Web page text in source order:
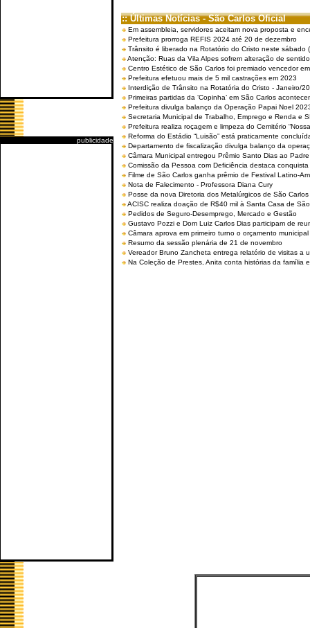
publicidade
:: Últimas Notícias - São Carlos Oficial
Em assembleia, servidores aceitam nova proposta e
Prefeitura prorroga REFIS 2024 até 20 de dezembro
Trânsito é liberado na Rotatório do Cristo neste sábado
Atenção: Ruas da Vila Alpes sofrem alteração de
Centro Estético de São Carlos foi premiado vencedor
Prefeitura efetuou mais de 5 mil castrações em 2023
Interdição de Trânsito na Rotatória do Cristo - Janeiro/
Primeiras partidas da ‘Copinha’ em São Carlos
Prefeitura divulga balanço da Operação Papai Noel
Secretaria Municipal de Trabalho, Emprego e Renda e
Prefeitura realiza roçagem e limpeza do Cemitério
Reforma do Estádio “Luisão” está praticamente
Departamento de fiscalização divulga balanço da
Câmara Municipal entregou Prêmio Santo Dias ao
Comissão da Pessoa com Deficiência destaca
Filme de São Carlos ganha prêmio de Festival Latino-
Nota de Falecimento - Professora Diana Cury
Posse da nova Diretoria dos Metalúrgicos de São
ACISC realiza doação de R$40 mil à Santa Casa de
Pedidos de Seguro-Desemprego, Mercado e Gestão
Gustavo Pozzi e Dom Luiz Carlos Dias participam de
Câmara aprova em primeiro turno o orçamento
Resumo da sessão plenária de 21 de novembro
Vereador Bruno Zancheta entrega relatório de visitas a
Na Coleção de Prestes, Anita conta histórias da família